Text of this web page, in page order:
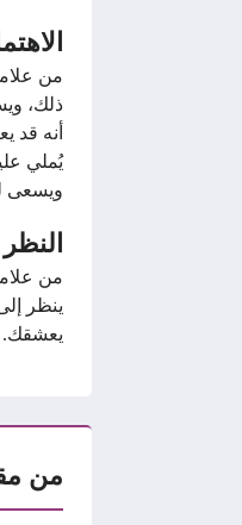
من
ذلك،
أنه قد
يُملي
ويسعى
من
ينظر
يعشقك.
من